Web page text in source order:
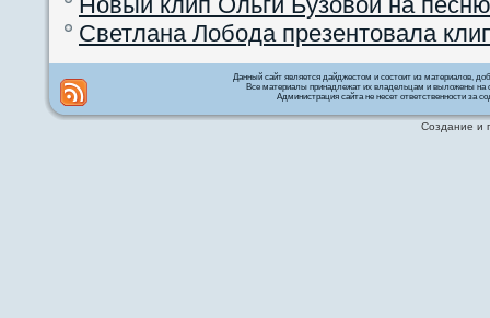
Светлана Лобода презентовала
Данный сайт является дайджестом и состоит из материалов,
Все материалы принадлежат их владельцам и выложены на
Администрация сайта не несет ответственности за
Создание и